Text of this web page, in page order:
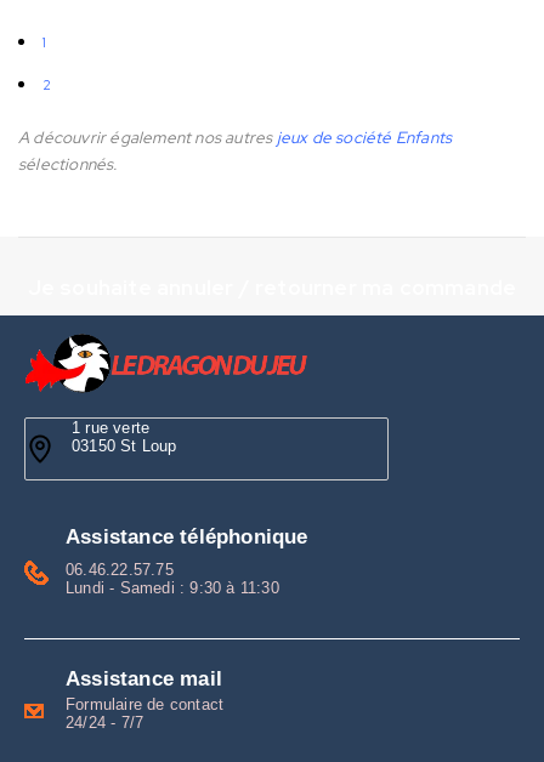
1
2
A découvrir également nos autresjeux de société Enfants
sélectionnés.
1 rue verte
03150 St Loup
Assistance téléphonique
06.46.22.57.75
Lundi - Samedi : 9:30 à 11:30
Assistance mail
Formulaire de contact
24/24 - 7/7